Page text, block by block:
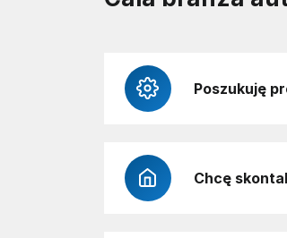
Poszukuję
Chcę